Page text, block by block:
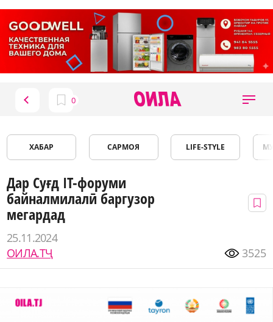
ХАБАР САРМОЯ LIFE-STYLE
Дар Суғд IT-форуми
байналмилалӣ баргузор
мегардад
25.11.2024
ОИЛА.ТҶ
3525